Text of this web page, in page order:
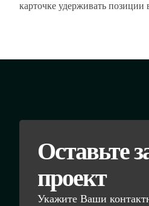
карточке удерживать
Оставьте
проект
Укажите Ваши